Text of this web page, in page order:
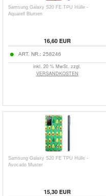
Samsung Galaxy S20 FE TPU Hülle -
Aquarell Blumen
16,60EUR
ART. NR.: 258246
inkl. 20 % MwSt. zzgl.
VERSANDKOSTEN
Samsung Galaxy S20 FE TPU Hülle -
Avocado Muster
15,30EUR